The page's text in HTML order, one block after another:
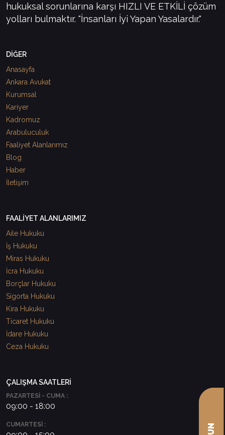
hukuksal sorunlarına karşı HIZLI VE ETKİLİ çözüm
yolları bulmaktır. "İnsanları İyi Yapan Yasalardır."
DİĞER
Anasayfa
Ankara Avukat
Kurumsal
Kariyer
Kadromuz
Arabuluculuk
Faaliyet Alanlarımız
Blog
Haber
İletişim
FAALİYET ALANLARIMIZ
Aile Hukuku
İş Hukuku
Miras Hukuku
İcra Hukuku
Borçlar Hukuku
Sigorta Hukuku
Kira Hukuku
Ticaret Hukuku
İdare Hukuku
Ceza Hukuku
ÇALIŞMA SAATLERİ
PAZARTESİ - CUMA :
09:00 - 18:00
CUMARTESİ :